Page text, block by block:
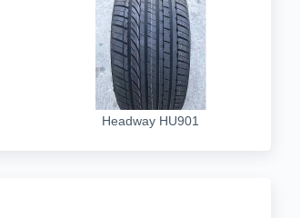
Headway HU901